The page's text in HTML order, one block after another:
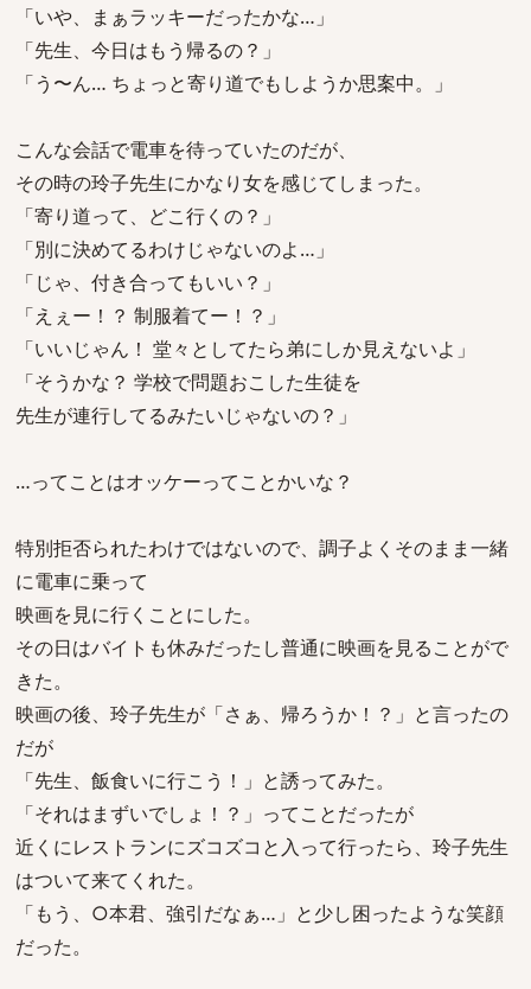
「いや、まぁラッキーだったかな…」
「先生、今日はもう帰るの？」
「う〜ん… ちょっと寄り道でもしようか思案中。」
こんな会話で電車を待っていたのだが、
その時の玲子先生にかなり女を感じてしまった。
「寄り道って、どこ行くの？」
「別に決めてるわけじゃないのよ…」
「じゃ、付き合ってもいい？」
「えぇー！？ 制服着てー！？」
「いいじゃん！ 堂々としてたら弟にしか見えないよ」
「そうかな？ 学校で問題おこした生徒を
先生が連行してるみたいじゃないの？」
…ってことはオッケーってことかいな？
特別拒否られたわけではないので、調子よくそのまま一緒
に電車に乗って
映画を見に行くことにした。
その日はバイトも休みだったし普通に映画を見ることがで
きた。
映画の後、玲子先生が「さぁ、帰ろうか！？」と言ったの
だが
「先生、飯食いに行こう！」と誘ってみた。
「それはまずいでしょ！？」ってことだったが
近くにレストランにズコズコと入って行ったら、玲子先生
はついて来てくれた。
「もう、○本君、強引だなぁ…」と少し困ったような笑顔
だった。